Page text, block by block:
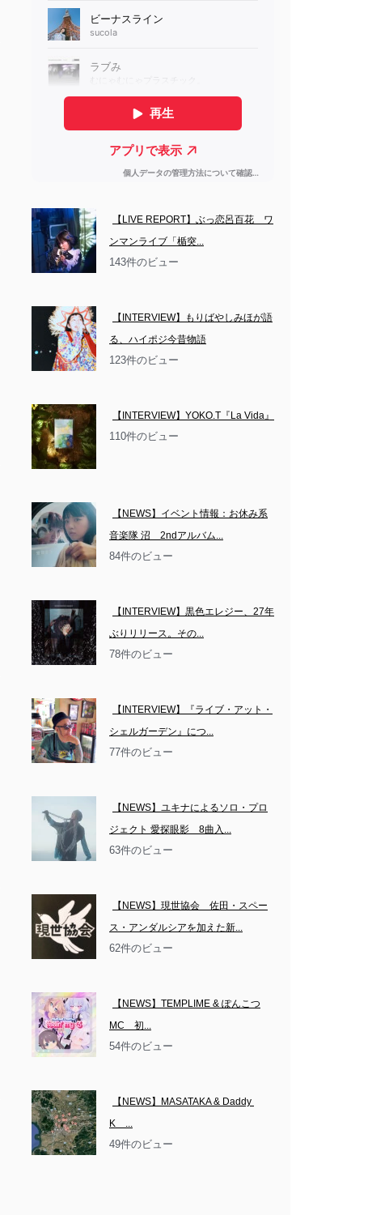
【LIVE REPORT】ぶっ恋呂百花　ワ
ンマンライブ「楯突...
143件のビュー
【INTERVIEW】もりばやしみほが語
る、ハイポジ今昔物語
123件のビュー
【INTERVIEW】YOKO.T『La Vida』
110件のビュー
【NEWS】イベント情報：お休み系
音楽隊 沼　2ndアルバム...
84件のビュー
【INTERVIEW】黒色エレジー、27年
ぶりリリース。その...
78件のビュー
【INTERVIEW】『ライブ・アット・
シェルガーデン』につ...
77件のビュー
【NEWS】ユキナによるソロ・プロ
ジェクト 愛探眼影　8曲入...
63件のビュー
【NEWS】現世協会　佐田・スペー
ス・アンダルシアを加えた新...
62件のビュー
【NEWS】TEMPLIME & ぽんこつ
MC　初...
54件のビュー
【NEWS】MASATAKA & Daddy
K　...
49件のビュー